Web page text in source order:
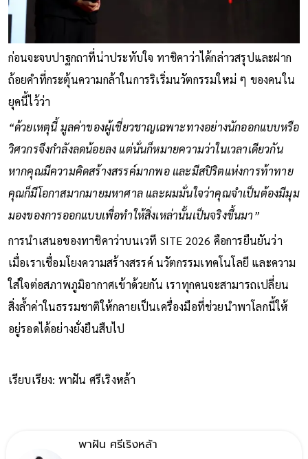
ก่อนจะจบปาฐกถาที่น่าประทับใจ ทาชิคาว่าได้กล่าวสรุปและฝาก
ถ้อยคำที่กระตุ้นความกล้าในการริเริ่มนวัตกรรมใหม่ ๆ ของคนใน
ยุคนี้ไว้ว่า
“ด้วยเหตุนี้ มูลค่าของผู้เชี่ยวชาญเฉพาะทางอย่างนักออกแบบหรือ
วิศวกรจึงกำลังลดน้อยลง แต่นั่นก็หมายความว่าในเวลาเดียวกัน
หากคุณมีความคิดสร้างสรรค์มากพอ และมีสปิริตแห่งการท้าทาย
คุณก็มีโอกาสมากมายมหาศาล และผมมั่นใจว่าคุณจำเป็นต้องมีมุม
มองของการออกแบบเพื่อทำให้สิ่งเหล่านั้นเป็นจริงขึ้นมา”
การนำเสนอของทาชิคาว่าบนเวที SITE 2026 คือการยืนยันว่า
เมื่อเราเชื่อมโยงความสร้างสรรค์ นวัตกรรมเทคโนโลยี และความ
ใส่ใจต่อสภาพภูมิอากาศเข้าด้วยกัน เราทุกคนจะสามารถเปลี่ยน
สิ่งล้ำค่าในธรรมชาติให้กลายเป็นเครื่องมือที่ช่วยนำพาโลกนี้ให้
อยู่รอดได้อย่างยั่งยืนสืบไป
เรียบเรียง: พาฝัน ศรีเริงหล้า
พาฝัน ศรีเริงหล้า